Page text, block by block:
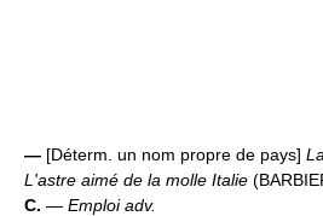
— [Déterm. un nom propre de pays]
L'astre aimé de la molle Italie
C. — Emploi adv.